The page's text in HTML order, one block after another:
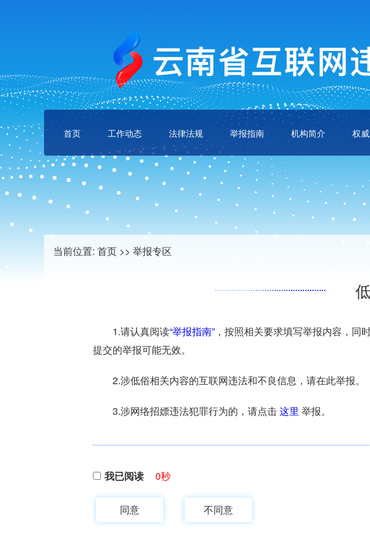
首页 工作动态 法律法规 举报指南 机构简介 权
当前位置: 首页 >> 举报专区
1.请认真阅读“举报指南” ，按照相关要求填写举报内容，
提交的举报可能无效。
2.涉低俗相关内容的互联网违法和不良信息，请在此举报。
3.涉网络招嫖违法犯罪行为的，请点击这里 举报。
我已阅读 0秒
同意 不同意